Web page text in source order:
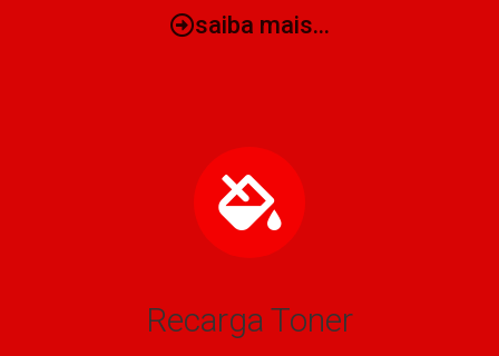
saiba mais...
Recarga Toner